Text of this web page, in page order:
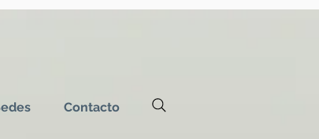
Contacto